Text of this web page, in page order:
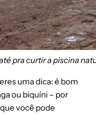
pra curtir a piscina
uma dica: é bom
ou biquíni – por
você pode